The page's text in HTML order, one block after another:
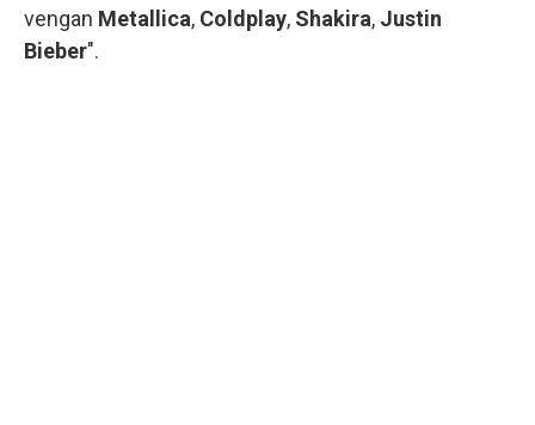
vengan Metallica, Coldplay, Shakira, Justin
Bieber".